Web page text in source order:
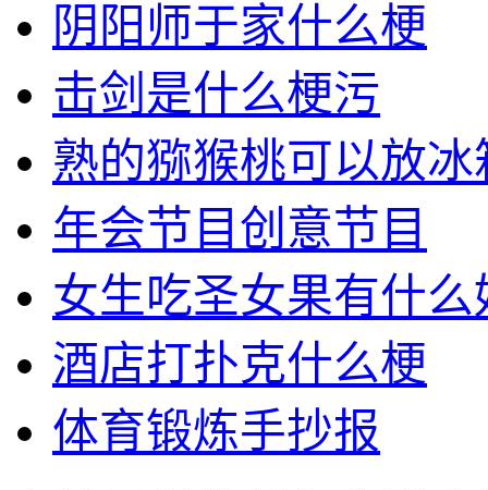
阴阳师于家什么梗
击剑是什么梗污
熟的猕猴桃可以放冰
年会节目创意节目
女生吃圣女果有什么
酒店打扑克什么梗
体育锻炼手抄报